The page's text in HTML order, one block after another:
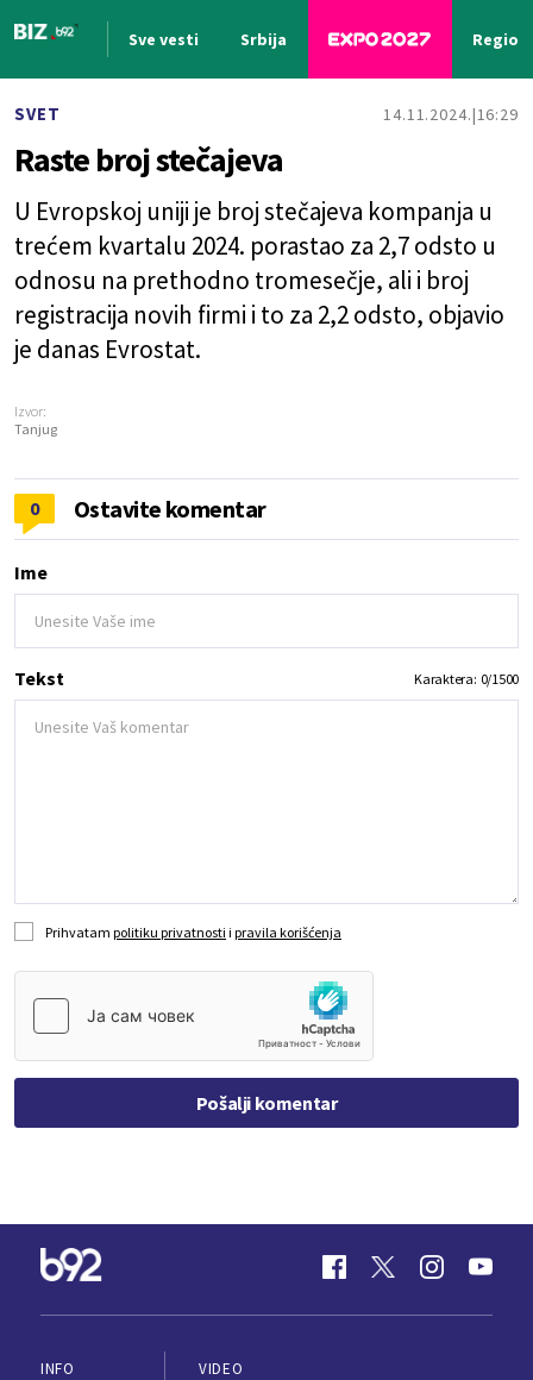
Sve vesti Srbija Region
SVET 14.11.2024. 16:29
Raste broj stečajeva
U Evropskoj uniji je broj stečajeva kompanja u
trećem kvartalu 2024. porastao za 2,7 odsto u
odnosu na prethodno tromesečje, ali i broj
registracija novih firmi i to za 2,2 odsto, objavio
je danas Evrostat.
Izvor:
Tanjug
0 Ostavite komentar
Ime
Tekst Karaktera: 0/1500
Prihvatam politiku privatnosti i pravila korišćenja
Pošalji komentar
INFO
VIDEO